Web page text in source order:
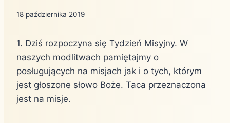
18 października 2019
1. Dziś rozpoczyna się Tydzień Misyjny. W
naszych modlitwach pamiętajmy o
posługujących na misjach jak i o tych, którym
jest głoszone słowo Boże. Taca przeznaczona
jest na misje.